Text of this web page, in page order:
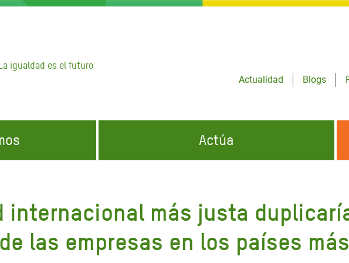
igualdad es el futuro
Actualidad
Blogs
Gaza Crisis Appeal
Líbano
CONÓCENOS
Actúa
internacional más justa
las empresas en los países